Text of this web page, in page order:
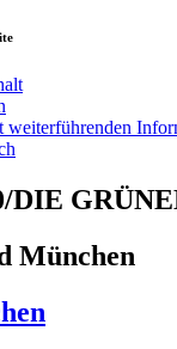
weiterführenden
DIE
München